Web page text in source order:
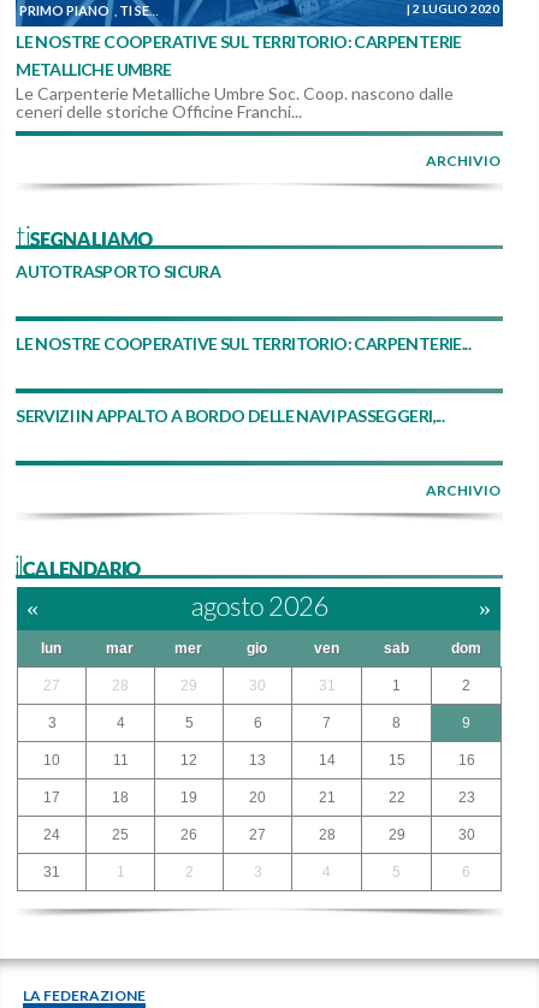
PRIMO PIANO TI SEGNALIAMO DALLE COOPERATIVE | 2 LUGLIO 2020
LE NOSTRE COOPERATIVE SUL TERRITORIO: CARPENTERIE
METALLICHE UMBRE
Le Carpenterie Metalliche Umbre Soc. Coop. nascono dalle
ceneri delle storiche Officine Franchi...
ARCHIVIO
tiSEGNALIAMO
AUTOTRASPORTO SICURA
LE NOSTRE COOPERATIVE SUL TERRITORIO: CARPENTERIE...
SERVIZI IN APPALTO A BORDO DELLE NAVI PASSEGGERI,...
ARCHIVIO
ilCALENDARIO
« agosto 2026 »
lun mar mer gio ven sab dom
27 28 29 30 31 1 2
3 4 5 6 7 8 9
10 11 12 13 14 15 16
17 18 19 20 21 22 23
24 25 26 27 28 29 30
31 1 2 3 4 5 6
LA FEDERAZIONE